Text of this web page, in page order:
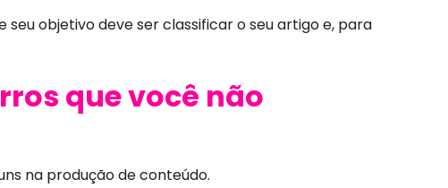
objetivo deve ser classificar o seu artigo e, para
que você não
na produção de conteúdo.